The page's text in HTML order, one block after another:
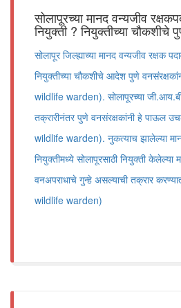
सोलापूरच्या मानद वन्यजीव
नियुक्ती ? नियुक्तीच्या
सोलापूर जिल्ह्याच्या मानद वन्यजीव रक्षक
नियुक्तीच्या चौकशीचे आदेश पुणे
wildlife warden). सोलापूरच्या
तक्रारीनंतर पुणे वनसंरक्षकांनी हे पाऊल
wildlife warden). नुकत्याच झालेल्या
नियुक्तीमध्ये सोलापूरसाठी नियुक्ती केलेल्या
वनअपराधाचे गुन्हे असल्याची तक्रार
wildlife warden)